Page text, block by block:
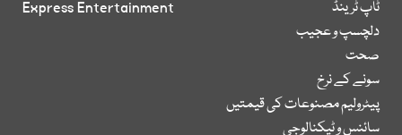
ٹاپ ٹرینڈ
دلچسپ و عجیب
صحت
سونے کے نرخ
پیٹرولیم مصنوعات کی قیمتیں
سائنس و ٹیکنالوجی
Express Entertainment